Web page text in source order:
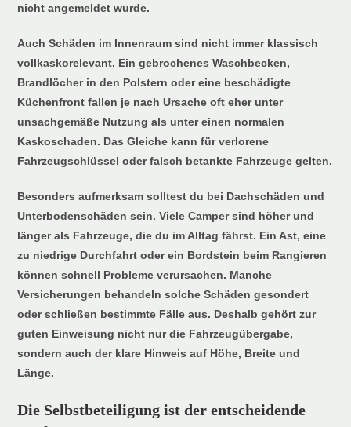
nicht angemeldet wurde.
Auch Schäden im Innenraum sind nicht immer klassisch
vollkaskorelevant. Ein gebrochenes Waschbecken,
Brandlöcher in den Polstern oder eine beschädigte
Küchenfront fallen je nach Ursache oft eher unter
unsachgemäße Nutzung als unter einen normalen
Kaskoschaden. Das Gleiche kann für verlorene
Fahrzeugschlüssel oder falsch betankte Fahrzeuge gelten.
Besonders aufmerksam solltest du bei Dachschäden und
Unterbodenschäden sein. Viele Camper sind höher und
länger als Fahrzeuge, die du im Alltag fährst. Ein Ast, eine
zu niedrige Durchfahrt oder ein Bordstein beim Rangieren
können schnell Probleme verursachen. Manche
Versicherungen behandeln solche Schäden gesondert
oder schließen bestimmte Fälle aus. Deshalb gehört zur
guten Einweisung nicht nur die Fahrzeugübergabe,
sondern auch der klare Hinweis auf Höhe, Breite und
Länge.
Die Selbstbeteiligung ist der entscheidende